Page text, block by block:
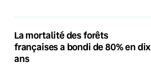
La mortalité des forêts
françaises a bondi de 80% en dix
ans